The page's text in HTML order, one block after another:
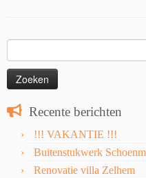
naar:
Recente berichten
!!! VAKANTIE !!!
Buitenstukwerk
Renovatie villa Zelhem